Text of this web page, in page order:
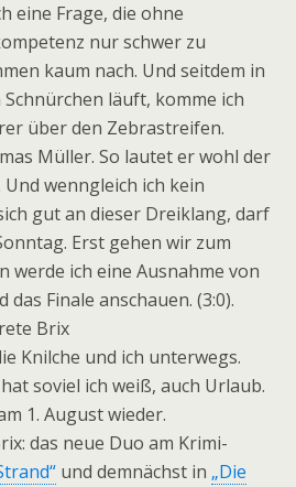
eine Frage, die ohne
nur schwer zu
kaum nach. Und seitdem in
läuft, komme ich
über den Zebrastreifen.
Müller. So lautet er wohl der
wenngleich ich kein
gut an dieser Dreiklang, darf
Erst gehen wir zum
werde ich eine Ausnahme von
das Finale anschauen. (3:0).
Brix
Knilche und ich unterwegs.
soviel ich weiß, auch Urlaub.
1. August wieder.
das neue Duo am Krimi-
und demnächst in „Die